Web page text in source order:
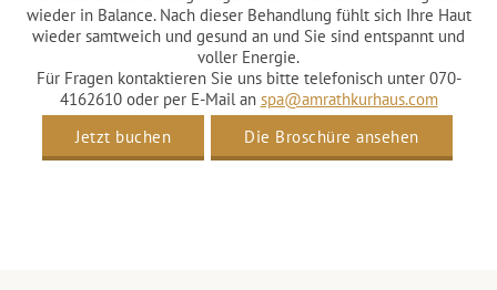
wieder in Balance. Nach dieser Behandlung fühlt sich Ihre Haut
wieder samtweich und gesund an und Sie sind entspannt und
voller Energie.
Für Fragen kontaktieren Sie uns bitte telefonisch unter 070-
4162610 oder per E-Mail an spa@amrathkurhaus.com
Jetzt buchen
Die Broschüre ansehen